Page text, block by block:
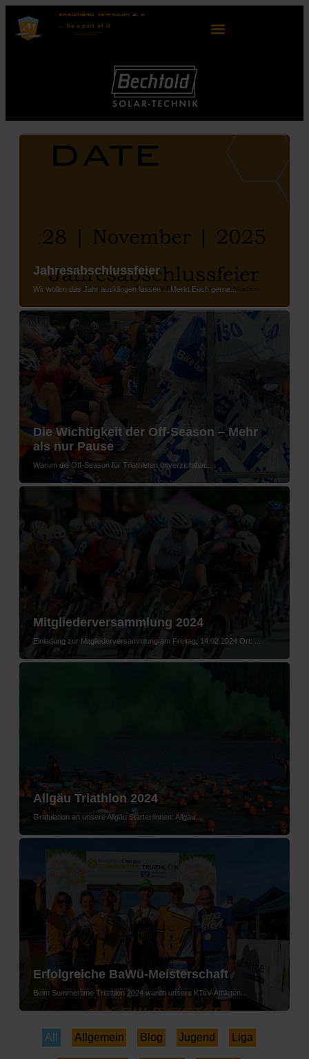
KRAICHGAU TRIATHLON E. V.
... bea part of it
Jahresabschlussfeier
Wir wollen das Jahr ausklingen lassen …Merkt Euch gerne...
Die Wichtigkeit der Off-Season – Mehr
als nur Pause
Warum die Off-Season für Triathleten unverzichtbar...
Mitgliederversammlung 2024
Einladung zur Mitgliederversammlung am Freitag, 14.02.2024 Ort: ...
Allgäu Triathlon 2024
Gratulation an unsere Allgäu Starter/innen: Allgäu...
Erfolgreiche BaWü-Meisterschaft
Beim Summertime Triathlon 2024 waren unsere KTeV-Athleten...
All Allgemein Blog Jugend Liga